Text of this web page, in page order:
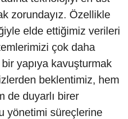
zorundayız. Özellikle
elde ettiğimiz verileri
çok daha
yapıya kavuşturmak
beklentimiz, hem
de duyarlı birer
yönetimi süreçlerine